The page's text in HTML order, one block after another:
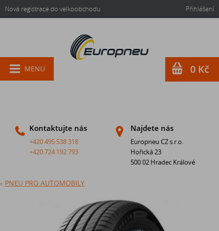
Nová registrace do velkoobchodu Přihlášení
Kontaktujte nás
+420 495 538 318
+420 724 192 793
Najdete nás
Europneu CZ s.r.o.
Hořická 23
500 02 Hradec Králové
MENU 0 Kč
PNEU PRO AUTOMOBILY